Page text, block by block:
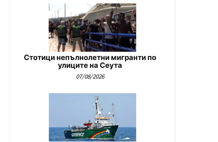
Стотици непълнолетни мигранти по
улиците на Сеута
07/08/2026